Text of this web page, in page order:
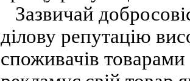
Зазвичай
ділову репутацію
споживачів